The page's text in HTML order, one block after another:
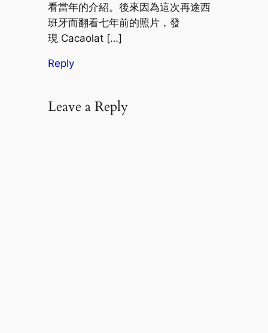
看當年的介紹。後來因為這次再途西
班牙而翻看七年前的照片，發
現 Cacaolat […]
Reply
Leave a Reply